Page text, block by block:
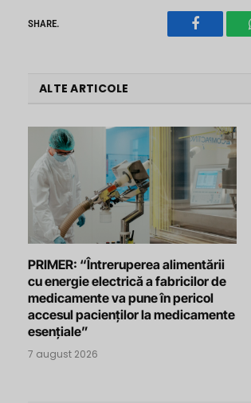
SHARE.
Facebook
ALTE ARTICOLE
PRIMER: “Întreruperea alimentării
cu energie electrică a fabricilor de
medicamente va pune în pericol
accesul pacienților la medicamente
esențiale”
7 august 2026